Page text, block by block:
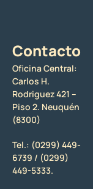
Contacto
Oficina Central:
Carlos H.
Rodriguez 421 –
Piso 2. Neuquén
(8300)
Tel.: (0299) 449-
6739 / (0299)
449-5333.